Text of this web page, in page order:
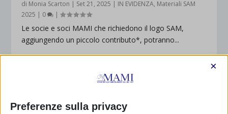
di Monia Scarton | Set 21, 2025 | IN EVIDENZA, Materiali SAM
2025 | 0 |
Le socie e soci MAMI che richiedono il logo SAM,
aggiungendo un piccolo contributo*, potranno...
Preferenze sulla privacy
×